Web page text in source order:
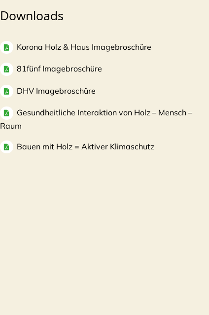
Downloads
Korona Holz & Haus Imagebroschüre
81fünf Imagebroschüre
DHV Imagebroschüre
Gesundheitliche Interaktion von Holz – Mensch –
Raum
Bauen mit Holz = Aktiver Klimaschutz